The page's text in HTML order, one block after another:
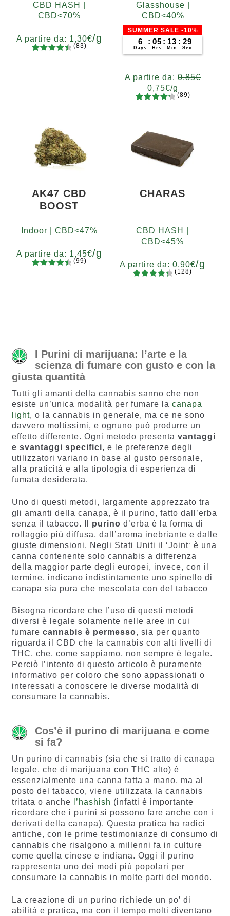
CBD HASH |
CBD<70%
A partire da: 1,30€/g
(83)
Glasshouse |
CBD<40%
SUMMER SALE -10%
6
Days
: 05
Hrs
: 13
Min
: 27
Sec
A partire da:0,85€
0,75€/g
su base
recensio
(89)
AK47 CBD
BOOST
Indoor | CBD<47%
A partire da: 1,45€/g
(99)
CHARAS
CBD HASH |
CBD<45%
A partire da:0,90€/g
(128)
I Purini di marijuana: l’arte e la
scienza di fumare con gusto e con la
giusta quantità
Tutti gli amanti della cannabis sanno che non
esiste un’unica modalità per fumare la canapa
light, o la cannabis in generale, ma ce ne sono
davvero moltissimi, e ognuno può produrre un
effetto differente. Ogni metodo presenta vantaggi
e svantaggi specifici, e le preferenze degli
utilizzatori variano in base al gusto personale,
alla praticità e alla tipologia di esperienza di
fumata desiderata.
Uno di questi metodi, largamente apprezzato tra
gli amanti della canapa, è il purino, fatto dall’erba
senza il tabacco. Il purino d’erba è la forma di
rollaggio più diffusa, dall’aroma inebriante e dalle
giuste dimensioni. Negli Stati Uniti il ‘Joint‘ è una
canna contenente solo cannabis a differenza
della maggior parte degli europei, invece, con il
termine, indicano indistintamente uno spinello di
canapa sia pura che mescolata con del tabacco
Bisogna ricordare che l’uso di questi metodi
diversi è legale solamente nelle aree in cui
fumare cannabis è permesso, sia per quanto
riguarda il CBD che la cannabis con alti livelli di
THC, che, come sappiamo, non sempre è legale.
Perciò l’intento di questo articolo è puramente
informativo per coloro che sono appassionati o
interessati a conoscere le diverse modalità di
consumare la cannabis.
Cos’è il purino di marijuana e come
si fa?
Un purino di cannabis (sia che si tratto di canapa
legale, che di marijuana con THC alto) è
essenzialmente una canna fatta a mano, ma al
posto del tabacco, viene utilizzata la cannabis
tritata o anche
l’hashish (infatti è importante
ricordare che i purini si possono fare anche con i
derivati della canapa). Questa pratica ha radici
antiche, con le prime testimonianze di consumo di
cannabis che risalgono a millenni fa in culture
come quella cinese e indiana. Oggi il purino
rappresenta uno dei modi più popolari per
consumare la cannabis in molte parti del mondo.
La creazione di un purino richiede un po’ di
abilità e pratica, ma con il tempo molti diventano